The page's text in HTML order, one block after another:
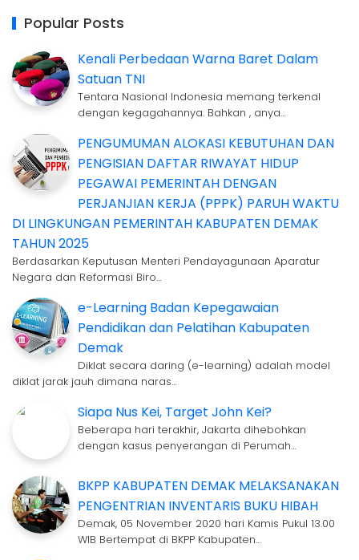
Popular Posts
Kenali Perbedaan Warna Baret Dalam
Satuan TNI
Tentara Nasional Indonesia memang terkenal
dengan kegagahannya. Bahkan , anya…
PENGUMUMAN ALOKASI KEBUTUHAN DAN
PENGISIAN DAFTAR RIWAYAT HIDUP
PEGAWAI PEMERINTAH DENGAN
PERJANJIAN KERJA (PPPK) PARUH WAKTU
DI LINGKUNGAN PEMERINTAH KABUPATEN DEMAK
TAHUN 2025
Berdasarkan Keputusan Menteri Pendayagunaan Aparatur
Negara dan Reformasi Biro…
e-Learning Badan Kepegawaian
Pendidikan dan Pelatihan Kabupaten
Demak
Diklat secara daring (e-learning) adalah model
diklat jarak jauh dimana naras…
Siapa Nus Kei, Target John Kei?
Beberapa hari terakhir, Jakarta dihebohkan
dengan kasus penyerangan di Perumah…
BKPP KABUPATEN DEMAK MELAKSANAKAN
PENGENTRIAN INVENTARIS BUKU HIBAH
Demak, 05 November 2020 hari Kamis Pukul 13.00
WIB Bertempat di BKPP Kabupaten…